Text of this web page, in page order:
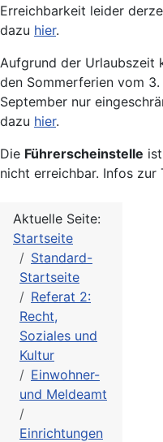
Erreichbarkeit leider
dazu hier.
Aufgrund der Urlaubszeit
den Sommerferien vom
September nur
dazu hier.
Die Führerscheinstelle
nicht erreichbar. Infos zur
Aktuelle Seite:
Startseite
Standard-
Startseite
Referat 2:
Recht,
Soziales und
Kultur
Einwohner-
und Meldeamt
Einrichtungen